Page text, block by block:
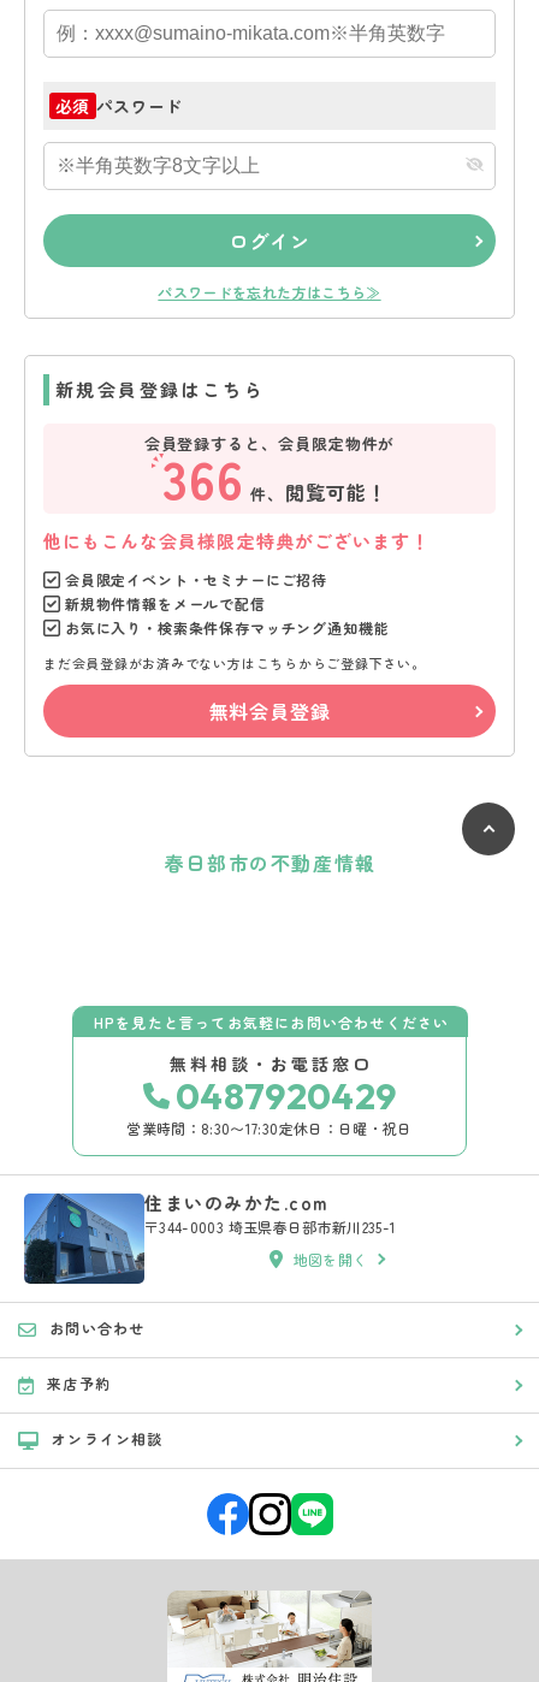
必須 パスワード
ログイン
パスワードを忘れた方はこちら≫
新規会員登録はこちら
会員登録すると、会員限定物件が
366 件、 閲覧可能！
他にもこんな会員様限定特典がございます！
会員限定イベント・セミナーにご招待
新規物件情報をメールで配信
お気に入り・検索条件保存マッチング通知機能
まだ会員登録がお済みでない方はこちらからご登録下さい。
無料会員登録
春日部市の不動産情報
HPを見たと言ってお気軽にお問い合わせください
無料相談・お電話窓口
0487920429
営業時間：8:30〜17:30定休日：日曜・祝日
住まいのみかた.com
〒344-0003 埼玉県春日部市新川235-1
地図を開く
お問い合わせ
来店予約
オンライン相談